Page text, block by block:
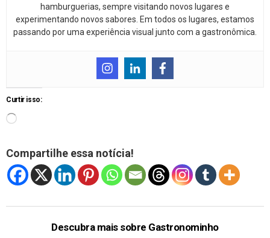
hamburguerias, sempre visitando novos lugares e
experimentando novos sabores. Em todos os lugares, estamos
passando por uma experiência visual junto com a gastronômica.
Curtir isso:
Compartilhe essa notícia!
Descubra mais sobre Gastronominho